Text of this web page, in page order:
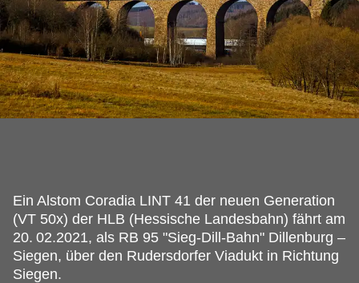
Ein Alstom Coradia LINT 41 der neuen Generation
(VT 50x) der HLB (Hessische Landesbahn) fährt am
20. 02.2021, als RB 95 "Sieg-Dill-Bahn" Dillenburg –
Siegen, über den Rudersdorfer Viadukt in Richtung
Siegen.